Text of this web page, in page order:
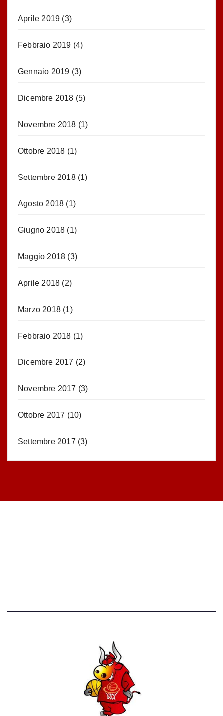
Aprile 2019 (3)
Febbraio 2019 (4)
Gennaio 2019 (3)
Dicembre 2018 (5)
Novembre 2018 (1)
Ottobre 2018 (1)
Settembre 2018(1)
Agosto 2018 (1)
Giugno 2018 (1)
Maggio 2018 (3)
Aprile 2018 (2)
Marzo 2018 (1)
Febbraio 2018 (1)
Dicembre 2017 (2)
Novembre 2017 (3)
Ottobre 2017 (10)
Settembre 2017 (3)